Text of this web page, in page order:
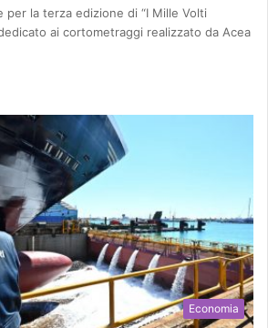
per la terza edizione di “I Mille Volti
ai cortometraggi realizzato da Acea
Economia